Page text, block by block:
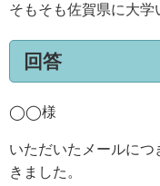
そもそも佐賀県に大学
回答
◯◯様
いただいたメールに
きました。